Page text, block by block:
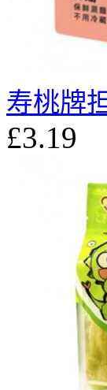
寿桃牌
£3.19